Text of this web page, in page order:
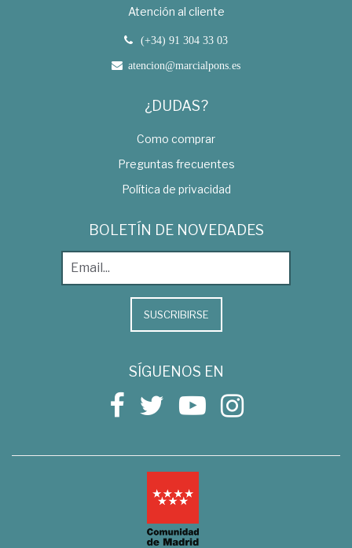
Atención al cliente
(+34) 91 304 33 03
atencion@marcialpons.es
¿DUDAS?
Como comprar
Preguntas frecuentes
Política de privacidad
BOLETÍN DE NOVEDADES
SUSCRIBIRSE
SÍGUENOS EN